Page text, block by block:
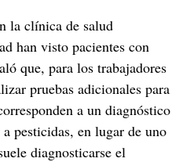
la clínica de salud
han visto pacientes con
que, para los trabajadores
pruebas adicionales para
a un diagnóstico
pesticidas, en lugar de uno
diagnosticarse el